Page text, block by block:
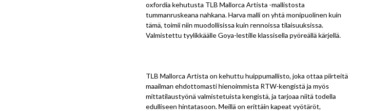
oxfordia kehutusta TLB Mallorca Artista -mallistosta
tummanruskeana nahkana. Harva malli on yhtä monipuolinen kuin
tämä, toimii niin muodollisissa kuin rennoissa tilaisuuksissa.
Valmistettu tyylikkäälle Goya-lestille klassisella pyöreällä kärjellä.
TLB Mallorca Artista on kehuttu huippumallisto, joka ottaa piirteitä
maailman ehdottomasti hienoimmista RTW-kengistä ja myös
mittatilaustyönä valmistetuista kengistä, ja tarjoaa niitä todella
edulliseen hintatasoon. Meillä on erittäin kapeat vyötäröt,